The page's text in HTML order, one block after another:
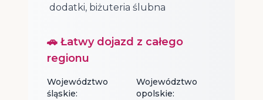
dodatki, biżuteria ślubna
🚗 Łatwy dojazd z całego
regionu
Województwo
śląskie:
Województwo
opolskie: